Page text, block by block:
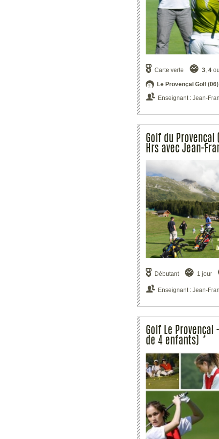
Carte verte 3, 4
Le Provençal Golf (06)
Enseignant : Jean-
Golf du
Hrs avec Jean-
Débutant 1 jour
Enseignant : Jean-
Golf Le
de 4 enfants)